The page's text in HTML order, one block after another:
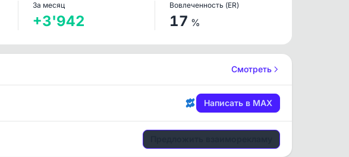
За месяц
+3'942
Вовлеченность (ER)
17 %
Смотреть
Написать в MAX